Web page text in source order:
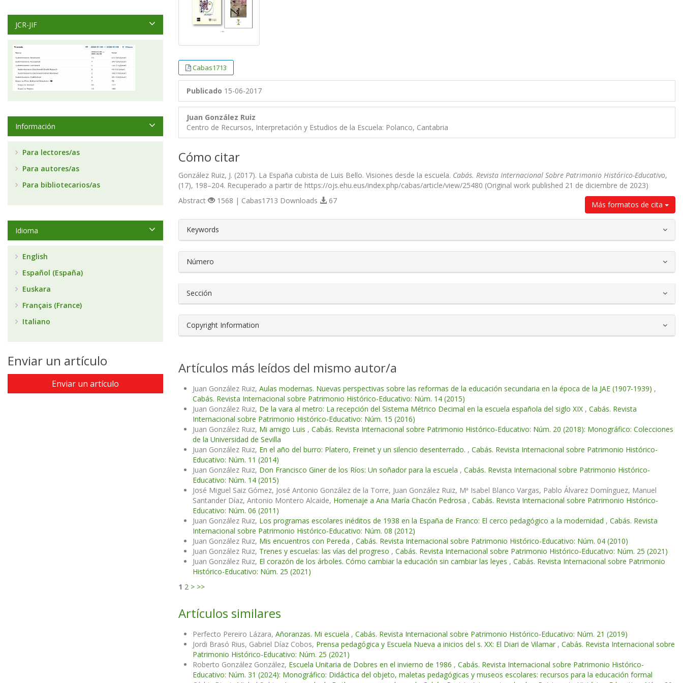
Cabas1713
Publicado 15-06-2017
Juan González Ruiz
Centro de Recursos, Interpretación y Estudios de la Escuela: Polanco, Cantabria
Cómo citar
González Ruiz, J. (2017). La España cubista de Luis Bello. Visiones desde la escuela. Cabás. Revista Internacional Sobre Patrimonio Histórico-Educativo,
(17), 198–204. Recuperado a partir de https://ojs.ehu.eus/index.php/cabas/article/view/25480 (Original work published 21 de diciembre de 2023)
Más formatos de cita
Abstract 1568 | Cabas1713 Downloads 67
##plugins.themes.bootstrap3.article.details##
Keywords
Número
Sección
Copyright Information
Artículos más leídos del mismo autor/a
Juan González Ruiz, Aulas modernas. Nuevas perspectivas sobre las reformas de la educación secundaria en la época de la JAE (1907-1939) ,
Cabás. Revista Internacional sobre Patrimonio Histórico-Educativo: Núm. 14 (2015)
Juan González Ruiz, De la vara al metro: La recepción del Sistema Métrico Decimal en la escuela española del siglo XIX , Cabás. Revista
Internacional sobre Patrimonio Histórico-Educativo: Núm. 15 (2016)
Juan González Ruiz, Mi amigo Luis , Cabás. Revista Internacional sobre Patrimonio Histórico-Educativo: Núm. 20 (2018): Monográfico: Colecciones
de la Universidad de Sevilla
Juan González Ruiz, En el año del burro: Platero, Freinet y un silencio desenterrado. , Cabás. Revista Internacional sobre Patrimonio Histórico-
Educativo: Núm. 11 (2014)
Juan González Ruiz, Don Francisco Giner de los Ríos: Un soñador para la escuela , Cabás. Revista Internacional sobre Patrimonio Histórico-
Educativo: Núm. 14 (2015)
José Miguel Saiz Gómez, José Antonio González de la Torre, Juan González Ruiz, Mª Isabel Blanco Vargas, Pablo Álvarez Domínguez, Manuel
Santander Díaz, Antonio Montero Alcaide, Homenaje a Ana María Chacón Pedrosa , Cabás. Revista Internacional sobre Patrimonio Histórico-
Educativo: Núm. 06 (2011)
Juan González Ruiz, Los programas escolares inéditos de 1938 en la España de Franco: El cerco pedagógico a la modernidad , Cabás. Revista
Internacional sobre Patrimonio Histórico-Educativo: Núm. 08 (2012)
Juan González Ruiz, Mis encuentros con Pereda , Cabás. Revista Internacional sobre Patrimonio Histórico-Educativo: Núm. 04 (2010)
Juan González Ruiz, Trenes y escuelas: las vías del progreso , Cabás. Revista Internacional sobre Patrimonio Histórico-Educativo: Núm. 25 (2021)
Juan González Ruiz, El corazón de los árboles. Cómo cambiar la educación sin cambiar las leyes , Cabás. Revista Internacional sobre Patrimonio
Histórico-Educativo: Núm. 25 (2021)
1 2 > >>
Artículos similares
Perfecto Pereiro Lázara, Añoranzas. Mi escuela , Cabás. Revista Internacional sobre Patrimonio Histórico-Educativo: Núm. 21 (2019)
Jordi Brasó Rius, Gabriel Díaz Cobos, Prensa pedagógica y Escuela Nueva a inicios del s. XX: El Diari de Vilamar , Cabás. Revista Internacional sobre
Patrimonio Histórico-Educativo: Núm. 25 (2021)
Roberto González González, Escuela Unitaria de Dobres en el invierno de 1986 , Cabás. Revista Internacional sobre Patrimonio Histórico-
Educativo: Núm. 31 (2024): Monográfico: Didáctica del objeto, maletas pedagógicas y museos escolares: recursos para la educación formal
JCR-JIF
Información
Para lectores/as
Para autores/as
Para bibliotecarios/as
Idioma
English
Español (España)
Euskara
Français (France)
Italiano
Enviar un artículo
Enviar un artículo